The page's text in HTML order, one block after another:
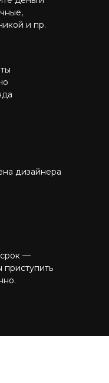
срок —
приступить
дизайнера
и пр.